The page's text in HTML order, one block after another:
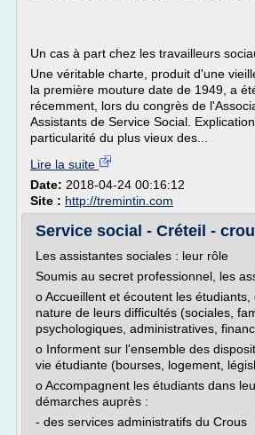
Un cas à part chez les travailleurs
Une véritable charte, produit d'une
la première mouture date de 1949, a
récemment, lors du congrès de
Assistants de Service Social.
particularité du plus vieux des...
Lire la suite
Date: 2018-04-24 00:16:12
Site : http://tremintin.com
Service social - Créteil -
Les assistantes sociales : leur rôle
Soumis au secret professionnel, les
o Accueillent et écoutent les étudiants,
nature de leurs difficultés (sociales,
psychologiques, administratives,
o Informent sur l'ensemble des
vie étudiante (bourses, logement,
o Accompagnent les étudiants dans
démarches auprès :
- des services administratifs du Crous